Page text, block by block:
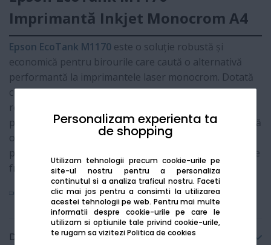
Personalizam experienta ta
de shopping
Utilizam tehnologii precum cookie-urile pe
site-ul nostru pentru a personaliza
continutul si a analiza traficul nostru. Faceti
clic mai jos pentru a consimti la utilizarea
acestei tehnologii pe web. Pentru mai multe
informatii despre cookie-urile pe care le
utilizam si optiunile tale privind cookie-urile,
te rugam sa viziteziPolitica de cookies
Imprimantă Inkjet Monocrom A4
Epson EcoTank M1170 este o soluție robustă și
economică pentru birourile care caută o alternativă
performantă la imprimantele laser monocrom. Dotată
cu sistemul revoluționar de rezervoare de cerneală
reîncărcabile, aceasta reduce costurile de imprimare cu
până la 90%. Capul de imprimarePrecisionCore
asigură
o viteză remarcabilă și o claritate a textului de nivel
profesional, totul într-un design compact cu alimentare
frontală.
Vezi mai mult
Detalii tehnice